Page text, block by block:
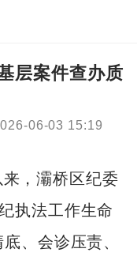
层案件查办质
06-03 15:19
来，灞桥区纪委
执法工作生命
、会诊压责、